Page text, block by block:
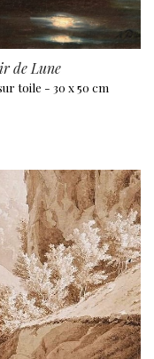
de Lune
toile - 30 x 50 cm